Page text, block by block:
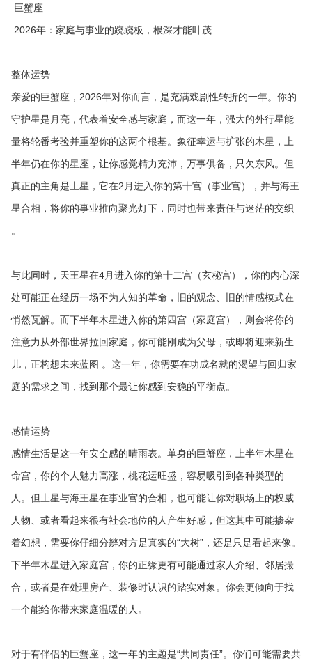
巨蟹座
2026年：家庭与事业的跷跷板，根深才能叶茂
整体运势
亲爱的巨蟹座，2026年对你而言，是充满戏剧性转折的一年。你的
守护星是月亮，代表着安全感与家庭，而这一年，强大的外行星能
量将轮番考验并重塑你的这两个根基。象征幸运与扩张的木星，上
半年仍在你的星座，让你感觉精力充沛，万事俱备，只欠东风。但
真正的主角是土星，它在2月进入你的第十宫（事业宫），并与海王
星合相，将你的事业推向聚光灯下，同时也带来责任与迷茫的交织
。
与此同时，天王星在4月进入你的第十二宫（玄秘宫），你的内心深
处可能正在经历一场不为人知的革命，旧的观念、旧的情感模式在
悄然瓦解。而下半年木星进入你的第四宫（家庭宫），则会将你的
注意力从外部世界拉回家庭，你可能刚成为父母，或即将迎来新生
儿，正构想未来蓝图 。这一年，你需要在功成名就的渴望与回归家
庭的需求之间，找到那个最让你感到安稳的平衡点。
感情运势
感情生活是这一年安全感的晴雨表。单身的巨蟹座，上半年木星在
命宫，你的个人魅力高涨，桃花运旺盛，容易吸引到各种类型的
人。但土星与海王星在事业宫的合相，也可能让你对职场上的权威
人物、或者看起来很有社会地位的人产生好感，但这其中可能掺杂
着幻想，需要你仔细分辨对方是真实的“大树”，还是只是看起来像。
下半年木星进入家庭宫，你的正缘更有可能通过家人介绍、邻居撮
合，或者是在处理房产、装修时认识的踏实对象。你会更倾向于找
一个能给你带来家庭温暖的人。
对于有伴侣的巨蟹座，这一年的主题是“共同责任”。你们可能需要共